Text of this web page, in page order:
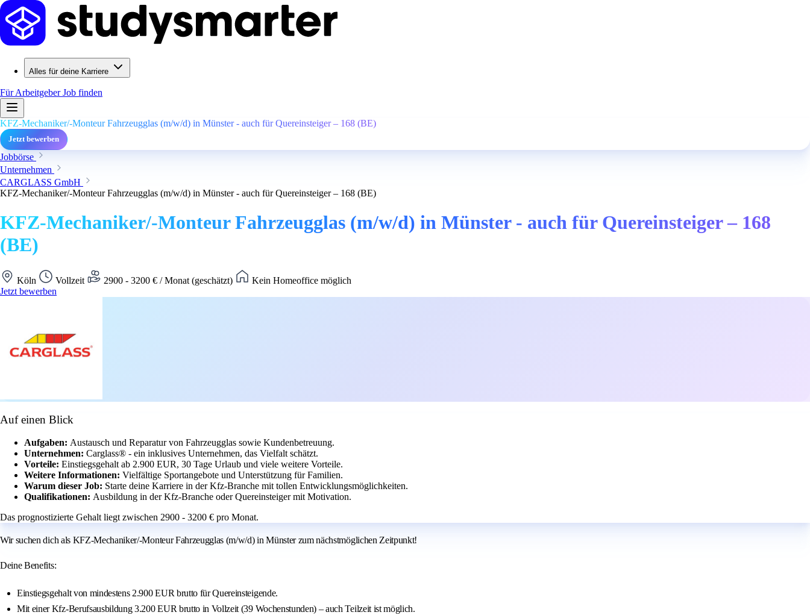
Alles für deine Karriere
Für ArbeitgeberJob finden
KFZ-Mechaniker/-Monteur Fahrzeugglas (m/w/d) in Münster - auch für Quereinsteiger – 168 (BE)
Jetzt bewerben
Jobbörse
Unternehmen
CARGLASS GmbH
KFZ-Mechaniker/-Monteur Fahrzeugglas (m/w/d) in Münster - auch für Quereinsteiger – 168 (BE)
KFZ-Mechaniker/-Monteur Fahrzeugglas (m/w/d) in Münster - auch für Quereinsteiger – 168
(BE)
Köln Vollzeit 2900 - 3200 € / Monat (geschätzt)
Kein Homeoffice möglich
Jetzt bewerben
Auf einen Blick
Aufgaben: Austausch und Reparatur von Fahrzeugglas sowie Kundenbetreuung.
Unternehmen: Carglass® - ein inklusives Unternehmen, das Vielfalt schätzt.
Vorteile: Einstiegsgehalt ab 2.900 EUR, 30 Tage Urlaub und viele weitere Vorteile.
Weitere Informationen: Vielfältige Sportangebote und Unterstützung für Familien.
Warum dieser Job: Starte deine Karriere in der Kfz-Branche mit tollen Entwicklungsmöglichkeiten.
Qualifikationen: Ausbildung in der Kfz-Branche oder Quereinsteiger mit Motivation.
Das prognostizierte Gehalt liegt zwischen 2900 - 3200 € pro Monat.
Wir suchen dich als KFZ-Mechaniker/-Monteur Fahrzeugglas (m/w/d) in Münster zum nächstmöglichen Zeitpunkt!
Deine Benefits:
Einstiegsgehalt von mindestens 2.900 EUR brutto für Quereinsteigende.
Mit einer Kfz-Berufsausbildung 3.200 EUR brutto in Vollzeit (39 Wochenstunden) – auch Teilzeit ist möglich.